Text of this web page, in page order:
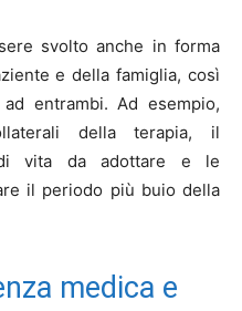
svolto anche in forma
e della famiglia, così
entrambi. Ad esempio,
della terapia, il
vita da adottare e le
il periodo più buio della
medica e